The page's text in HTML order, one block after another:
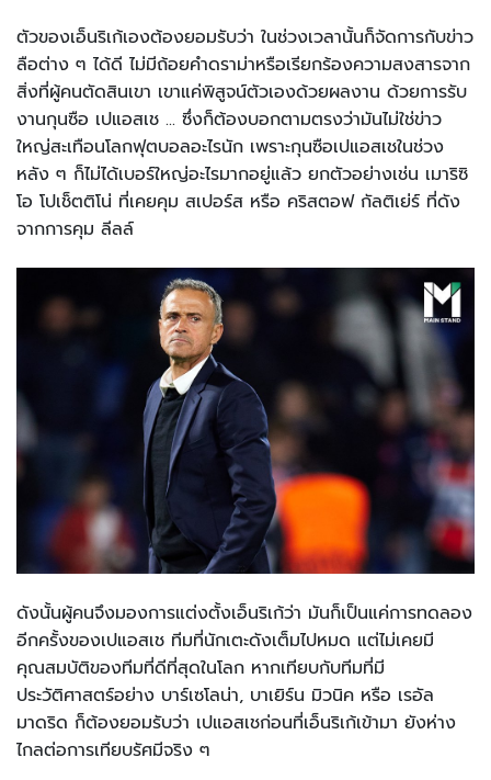
ตัวของเอ็นริเก้เองต้องยอมรับว่า ในช่วงเวลานั้นก็จัดการกับข่าว
ลือต่าง ๆ ได้ดี ไม่มีถ้อยคำดราม่าหรือเรียกร้องความสงสารจาก
สิ่งที่ผู้คนตัดสินเขา เขาแค่พิสูจน์ตัวเองด้วยผลงาน ด้วยการรับ
งานกุนซือ เปแอสเช ... ซึ่งก็ต้องบอกตามตรงว่ามันไม่ใช่ข่าว
ใหญ่สะเทือนโลกฟุตบอลอะไรนัก เพราะกุนซือเปแอสเชในช่วง
หลัง ๆ ก็ไม่ได้เบอร์ใหญ่อะไรมากอยู่แล้ว ยกตัวอย่างเช่น เมาริซิ
โอ โปเช็ตติโน่ ที่เคยคุม สเปอร์ส หรือ คริสตอฟ กัลติเย่ร์ ที่ดัง
จากการคุม ลีลล์
ดังนั้นผู้คนจึงมองการแต่งตั้งเอ็นริเก้ว่า มันก็เป็นแค่การทดลอง
อีกครั้งของเปแอสเช ทีมที่นักเตะดังเต็มไปหมด แต่ไม่เคยมี
คุณสมบัติของทีมที่ดีที่สุดในโลก หากเทียบกับทีมที่มี
ประวัติศาสตร์อย่าง บาร์เซโลน่า, บาเยิร์น มิวนิค หรือ เรอัล
มาดริด ก็ต้องยอมรับว่า เปแอสเชก่อนที่เอ็นริเก้เข้ามา ยังห่าง
ไกลต่อการเทียบรัศมีจริง ๆ